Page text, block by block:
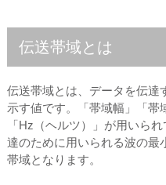
伝送帯域とは
伝送帯域とは、データを伝達
示す値です。「帯域幅」「帯
「Hz（ヘルツ）」が用いら
達のために用いられる波の最
帯域となります。